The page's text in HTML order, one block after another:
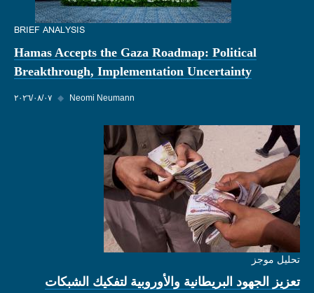
BRIEF ANALYSIS
Hamas Accepts the Gaza Roadmap: Political
Breakthrough, Implementation Uncertainty
٠٧‏/٠٨‏/٢٠٢٦ ◆ Neomi Neumann
تحليل موجز
تعزيز الجهود البريطانية والأوروبية لتفكيك الشبكات